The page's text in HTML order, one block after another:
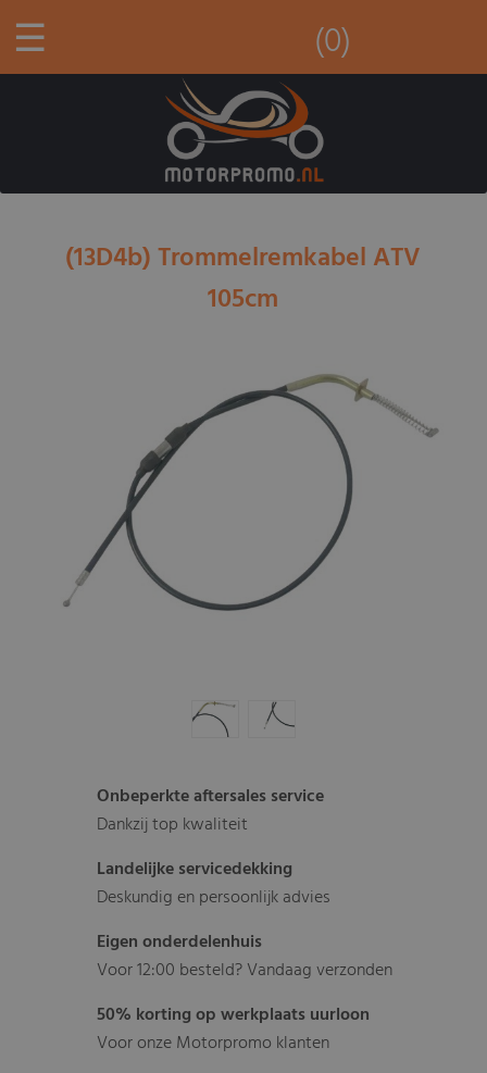
☰ (0)
(13D4b) Trommelremkabel ATV
105cm
Onbeperkte aftersales service
Dankzij top kwaliteit
Landelijke servicedekking
Deskundig en persoonlijk advies
Eigen onderdelenhuis
Voor 12:00 besteld? Vandaag verzonden
50% korting op werkplaats uurloon
Voor onze Motorpromo klanten